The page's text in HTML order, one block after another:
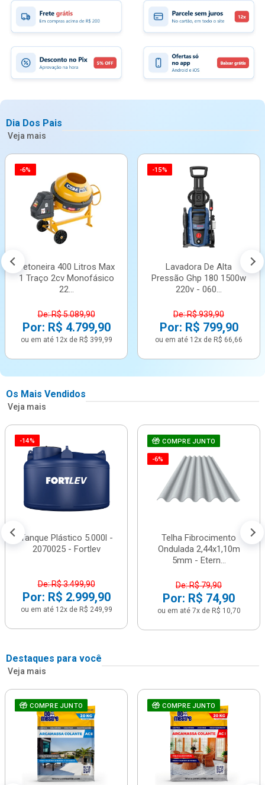
Dia Dos Pais
Veja mais
-6%
Betoneira 400 Litros Max
1 Traço 2cv Monofásico
22...
De: R$ 5.089,90
Por: R$ 4.799,90
ou em até 12x de R$ 399,99
-15%
Lavadora De Alta
Pressão Ghp 180 1500w
220v - 060...
De: R$ 939,90
Por: R$ 799,90
ou em até 12x de R$ 66,66
Os Mais Vendidos
Veja mais
-14%
Tanque Plástico 5.000l -
2070025 - Fortlev
De: R$ 3.499,90
Por: R$ 2.999,90
ou em até 12x de R$ 249,99
COMPRE JUNTO
-6%
Telha Fibrocimento
Ondulada 2,44x1,10m
5mm - Etern...
De: R$ 79,90
Por: R$ 74,90
ou em até 7x de R$ 10,70
Destaques para você
Veja mais
COMPRE JUNTO COMPRE JUNTO